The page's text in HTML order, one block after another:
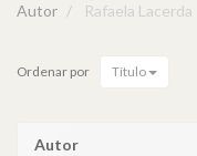
Autor Rafaela Lacerda
Ordenar por Título
Autor